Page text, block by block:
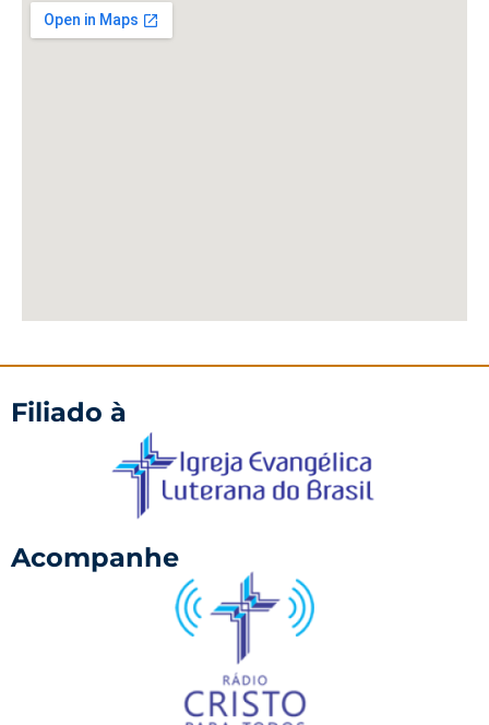
Filiado à
Acompanhe